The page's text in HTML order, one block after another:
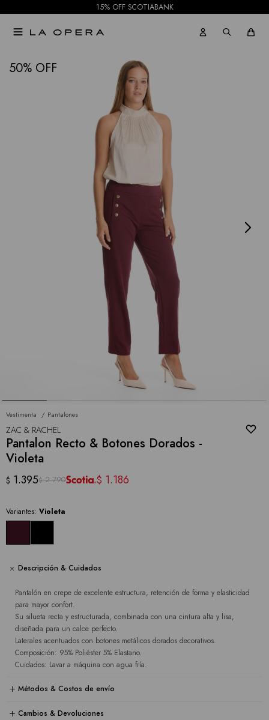
15% OFF SCOTIABANK

50
Vestimenta Pantalones
ZAC & RACHEL
Pantalon Recto & Botones Dorados -
Violeta
$ 1.395$ 2.790 $ 1.186
Variantes: Violeta
Descripción & Cuidados
Pantalón en crepe de excelente estructura, retención de forma y elasticidad
para mayor confort.
Su silueta recta y estructurada, combinada con una cintura alta y lisa,
diseñada para un calce perfecto.
Laterales acentuados con botones metálicos dorados decorativos.
Composición: 95% Poliéster 5% Elastano.
Cuidados: Lavar a máquina con agua fría.
Métodos & Costos de envío
Cambios & Devoluciones
NOTIFICARME